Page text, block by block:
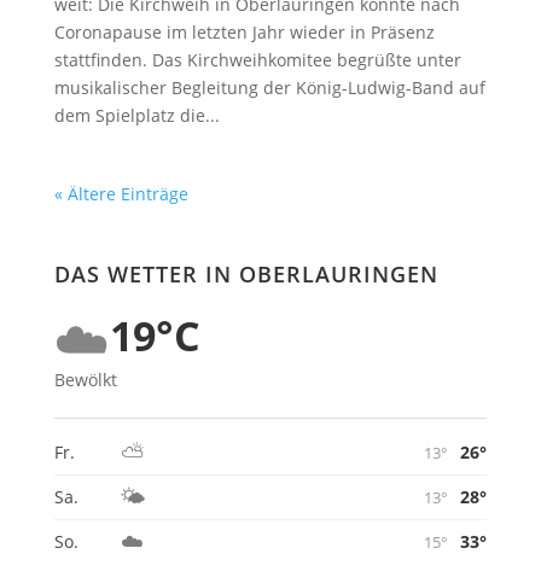
Coronapause im letzten Jahr wieder in Präsenz
stattfinden. Das Kirchweihkomitee begrüßte unter
musikalischer Begleitung der König-Ludwig-Band auf
dem Spielplatz die...
« Ältere Einträge
DAS WETTER IN OBERLAURINGEN
☁️19°C
Bewölkt
Fr. ⛅ 13°
26°
Sa.
🌤️ 13°
28°
So.
☁️ 15° 33°